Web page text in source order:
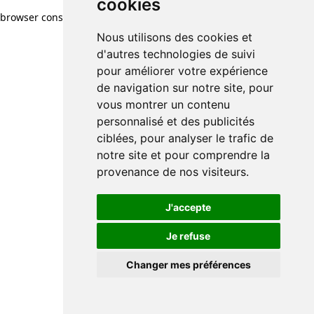
cookies
Nous utilisons des cookies et
d'autres technologies de suivi
pour améliorer votre expérience
de navigation sur notre site, pour
vous montrer un contenu
personnalisé et des publicités
ciblées, pour analyser le trafic de
notre site et pour comprendre la
provenance de nos visiteurs.
J'accepte
Je refuse
Changer mes préférences
browser console for more information)